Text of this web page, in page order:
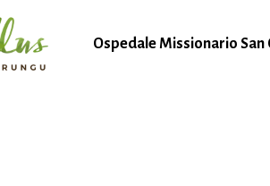
Ospedale Missionario San